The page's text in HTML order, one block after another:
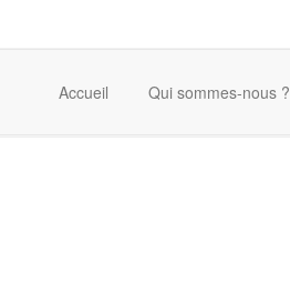
Accueil Qui sommes-nous ?